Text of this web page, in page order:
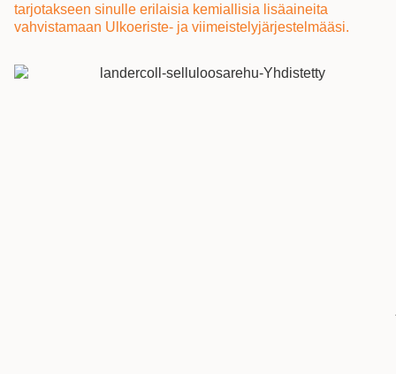
tarjotakseen sinulle erilaisia kemiallisia lisäaineita
vahvistamaan Ulkoeriste- ja viimeistelyjärjestelmääsi.